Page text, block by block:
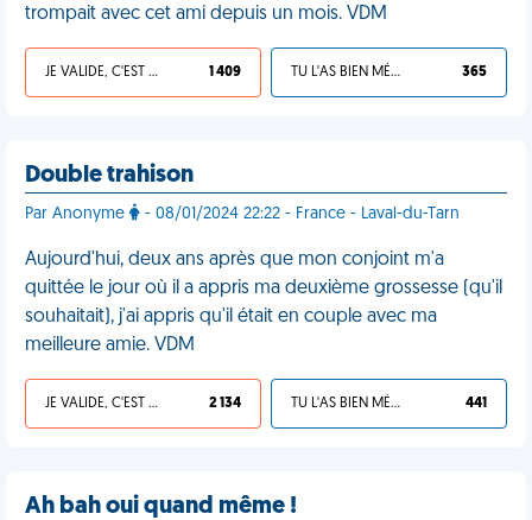
trompait avec cet ami depuis un mois. VDM
JE VALIDE, C'EST UNE VDM 1 409 TU L'AS BIEN MÉRITÉ 365
Double trahison
Par Anonyme - 08/01/2024 22:22 - France - Laval-du-Tarn
Aujourd'hui, deux ans après que mon conjoint m'a
quittée le jour où il a appris ma deuxième grossesse (qu'il
souhaitait), j'ai appris qu'il était en couple avec ma
meilleure amie. VDM
JE VALIDE, C'EST UNE VDM 2 134 TU L'AS BIEN MÉRITÉ 441
Ah bah oui quand même !